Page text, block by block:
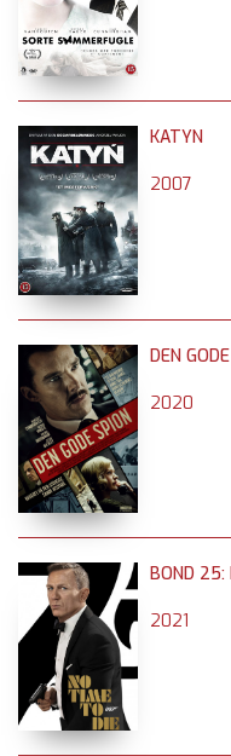
KATYN
2007
DEN
2020
BOND 25:
2021